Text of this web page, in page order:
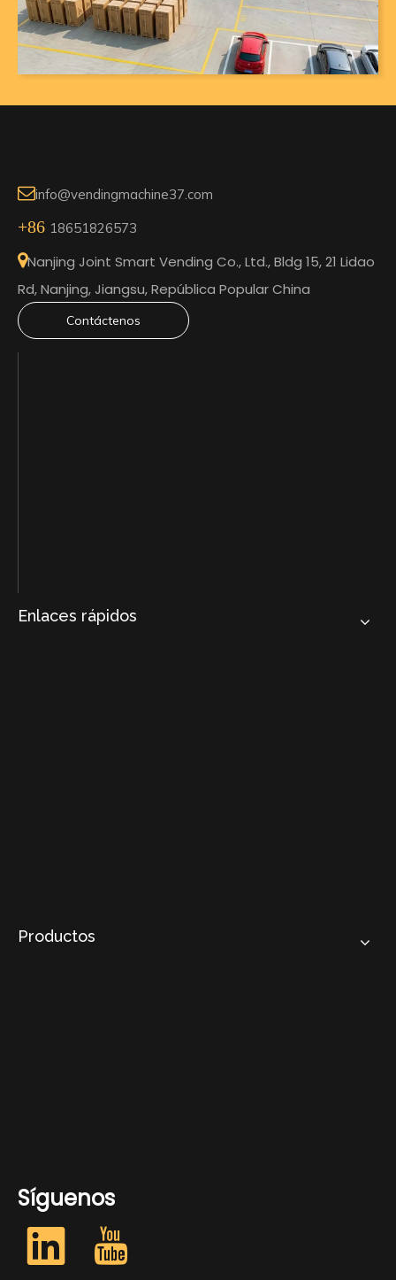
info@vendingmachine37.com
+86 18651826573
Nanjing Joint Smart Vending Co., Ltd., Bldg 15, 21 Lidao
Rd, Nanjing, Jiangsu, República Popular China
Contáctenos
Enlaces rápidos
Productos
Síguenos